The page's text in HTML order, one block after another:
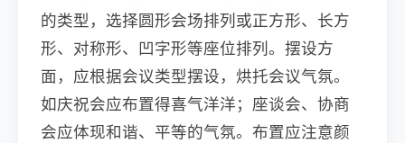
的类型，选择圆形会场排列或正方形、长方
形、对称形、凹字形等座位排列。摆设方
面，应根据会议类型摆设，烘托会议气氛。
如庆祝会应布置得喜气洋洋；座谈会、协商
会应体现和谐、平等的气氛。布置应注意颜